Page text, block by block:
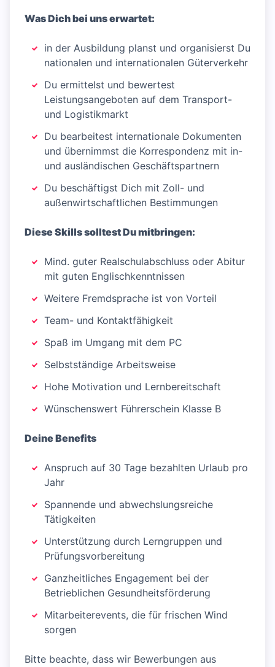
Was Dich bei uns erwartet:
in der Ausbildung planst und organisierst Du
nationalen und internationalen Güterverkehr
Du ermittelst und bewertest
Leistungsangeboten auf dem Transport-
und Logistikmarkt
Du bearbeitest internationale Dokumenten
und übernimmst die Korrespondenz mit in-
und ausländischen Geschäftspartnern
Du beschäftigst Dich mit Zoll- und
außenwirtschaftlichen Bestimmungen
Diese Skills solltest Du mitbringen:
Mind. guter Realschulabschluss oder Abitur
mit guten Englischkenntnissen
Weitere Fremdsprache ist von Vorteil
Team- und Kontaktfähigkeit
Spaß im Umgang mit dem PC
Selbstständige Arbeitsweise
Hohe Motivation und Lernbereitschaft
Wünschenswert Führerschein Klasse B
Deine Benefits
Anspruch auf 30 Tage bezahlten Urlaub pro
Jahr
Spannende und abwechslungsreiche
Tätigkeiten
Unterstützung durch Lerngruppen und
Prüfungsvorbereitung
Ganzheitliches Engagement bei der
Betrieblichen Gesundheitsförderung
Mitarbeiterevents, die für frischen Wind
sorgen
Bitte beachte, dass wir Bewerbungen aus